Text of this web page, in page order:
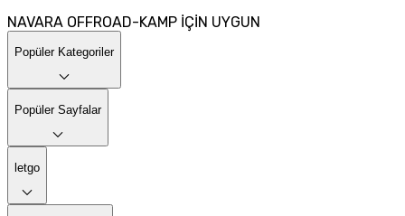
NAVARA OFFROAD-KAMP İÇİN UYGUN
Popüler Kategoriler
Popüler Sayfalar
letgo